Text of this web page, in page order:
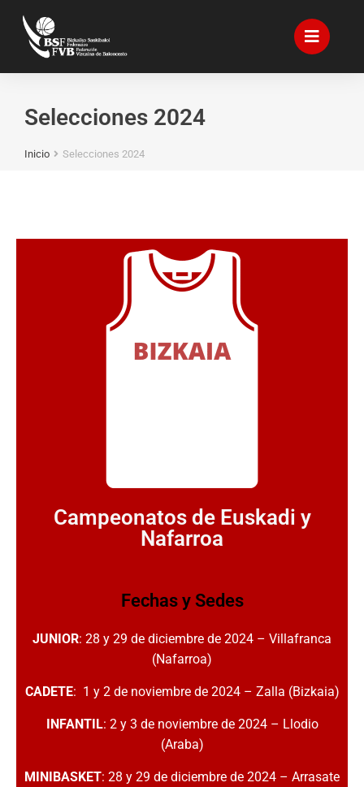
Selecciones 2024
Estás aquí:
Inicio Selecciones 2024
Campeonatos de Euskadi y
Nafarroa
Fechas y Sedes
JUNIOR: 28 y 29 de diciembre de 2024 – Villafranca
(Nafarroa)
CADETE: 1 y 2 de noviembre de 2024 – Zalla (Bizkaia)
INFANTIL: 2 y 3 de noviembre de 2024 – Llodio
(Araba)
MINIBASKET: 28 y 29 de diciembre de 2024 – Arrasate